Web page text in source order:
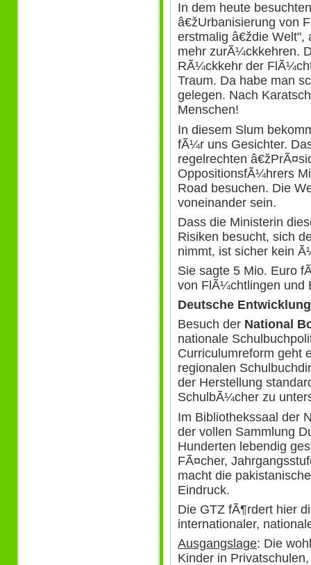
In dem heute
â€žUrbanisierung von
erstmalig â€ždie
mehr zurÃ¼ckkehren.
RÃ¼ckkehr der
Traum. Da habe man
gelegen. Nach
Menschen!
In diesem Slum
fÃ¼r uns Gesichter.
regelrechten
OppositionsfÃ¼hrers
Road besuchen. Die
voneinander sein.
Dass die Ministerin
Risiken besucht, sich
nimmt, ist sicher kein
Sie sagte 5 Mio. Euro
von FlÃ¼chtlingen und
Deutsche
Besuch der National
nationale
Curriculumreform geht
regionalen
der Herstellung
SchulbÃ¼cher zu
Im Bibliothekssaal der
der vollen Sammlung
Hunderten lebendig
FÃ¤cher,
macht die
Eindruck.
Die GTZ fÃ¶rdert hier
internationaler,
Ausgangslage: Die
Kinder in